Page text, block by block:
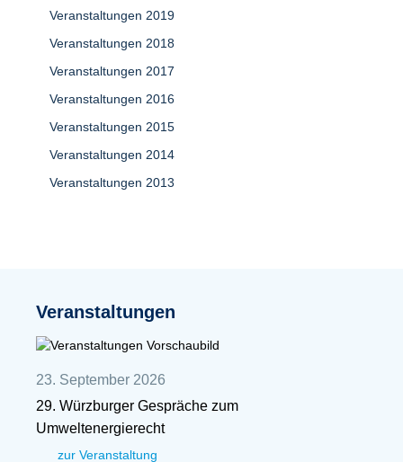
Veranstaltungen 2019
Veranstaltungen 2018
Veranstaltungen 2017
Veranstaltungen 2016
Veranstaltungen 2015
Veranstaltungen 2014
Veranstaltungen 2013
Veranstaltungen
23. September 2026
29. Würzburger Gespräche zum
Umweltenergierecht
zur Veranstaltung